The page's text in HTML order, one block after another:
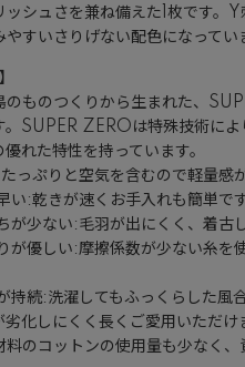
ッシュさを兼ね備えた1枚です。
すいさりげない配色になってい
のものつくりから生まれた、
。SUPER ZEROは特殊技術によ
れた特性を持っています。
っぷりと空気を含むので軽量感が
:乾きが速くお手入れも簡単です
少ない:毛羽が出にくく、着古
が優しい:摩擦係数が少ない糸を
持続:洗濯してもふっくらした風
化しにくく長くご愛用いただけ
料のコットンの使用量も少なく、